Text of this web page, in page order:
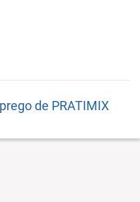
de PRATIMIX